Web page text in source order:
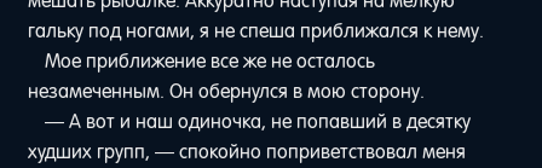
гальку под ногами, я не спеша приближался к нему.
Мое приближение все же не осталось
незамеченным. Он обернулся в мою сторону.
— А вот и наш одиночка, не попавший в десятку
худших групп, — спокойно поприветствовал меня